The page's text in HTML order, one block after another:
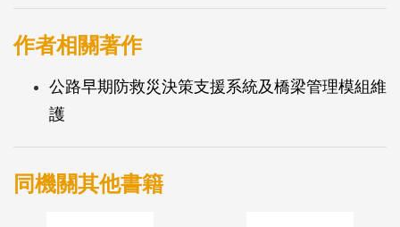
Early Nature Disaster prevention Systems，TRENDS)。
考量到橋梁防災分析與評估方法逐年修正，本計畫針
度，並確認系統實用性及穩定性，包括:(1)鋼結構橋
梁維護分析模式精進、(2)橋梁整體耐震能力評估模式
選取一座橋梁分析、(3)橋梁振動檢測案例分析、(4)
災後橋梁巡查與檢測路線規劃模式模組建置。本研究
作者相關著作
公路早期防救災決策支援系統及橋梁管理模組維
護
同機關其他書籍